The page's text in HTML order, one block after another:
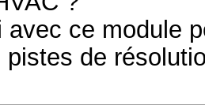
avec ce module
pistes de